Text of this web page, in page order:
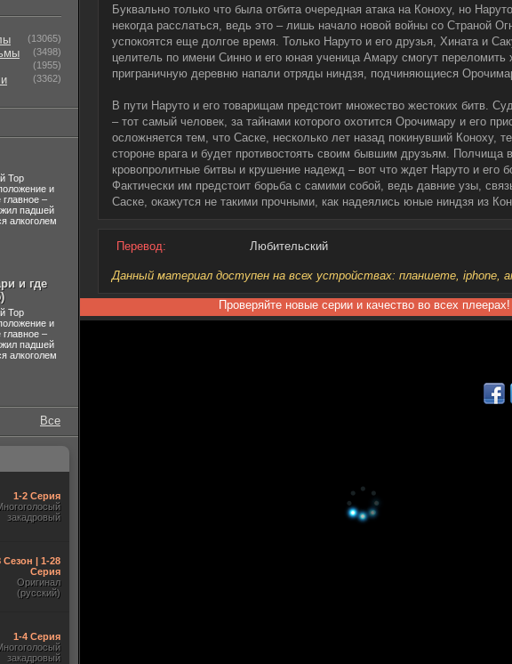
Буквально только что была отбита очередная атака на Коноху, но
некогда расслаться, ведь это – лишь начало новой войны со Страной
успокоятся еще долгое время. Только Наруто и его друзья, Хината и
целитель по имени Синно и его юная ученица Амару смогут переломить
приграничную деревню напали отряды ниндзя, подчиняющиеся
В пути Наруто и его товарищам предстоит множество жестоких битв.
– тот самый человек, за тайнами которого охотится Орочимару и его
осложняется тем, что Саске, несколько лет назад покинувший Коноху,
стороне врага и будет противостоять своим бывшим друзьям. Полчища
кровопролитные битвы и крушение надежд – вот что ждет Наруто и его
Фактически им предстоит борьба с самими собой, ведь давние узы,
Саске, окажутся не такими прочными, как надеялись юные ниндзя из
Перевод: Любительский
Данный материал доступен на всех устройствах: планшете, iphone,
Проверяйте новые серии и качество во всех плеерах!
(13065)
(3498)
(1955)
(3362)
Тор
и
–
жил падшей
алкоголем
и где
Тор
и
–
жил падшей
алкоголем
Все
1-2 Серия
закадровый
Сезон | 1-28
Серия
Оригинал
(русский)
1-4 Серия
закадровый